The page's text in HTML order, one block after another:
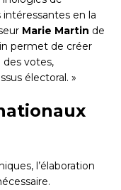
en la
Marie Martin de
permet de créer
votes,
électoral. »
l’élaboration